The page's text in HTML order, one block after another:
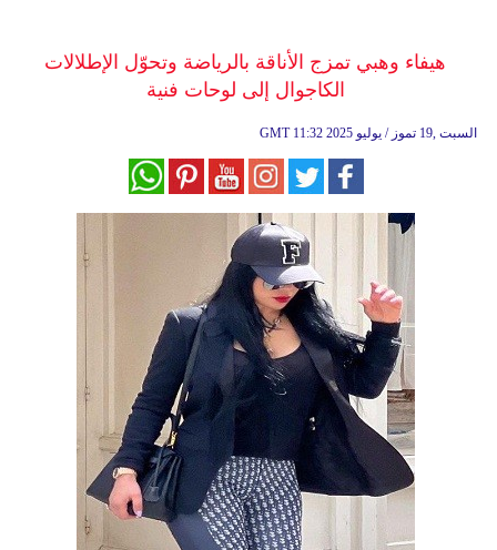
هيفاء وهبي تمزج الأناقة بالرياضة وتحوّل الإطلالات
الكاجوال إلى لوحات فنية
GMT 11:32 2025 السبت ,19 تموز / يوليو